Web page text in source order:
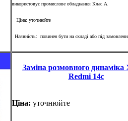
використовує промислове обладнання Клас А.
Ціна: уточнюйте
Наявність: повинен бути на складі або під
Заміна розмовного динаміка
Redmi 14c
Ціна: уточнюйте